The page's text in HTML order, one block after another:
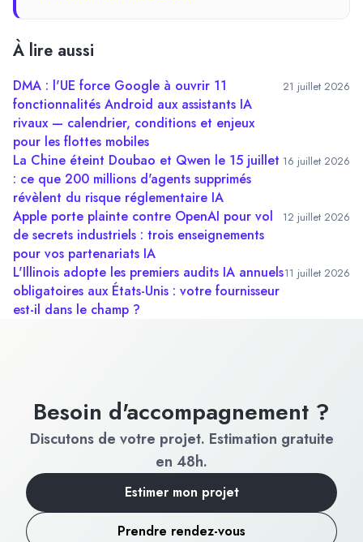
À lire aussi
DMA : l'UE force Google à ouvrir 11
fonctionnalités Android aux assistants IA
rivaux — calendrier, conditions et enjeux
pour les flottes mobiles
21 juillet 2026
La Chine éteint Doubao et Qwen le 15 juillet
: ce que 200 millions d'agents supprimés
révèlent du risque réglementaire IA
16 juillet 2026
Apple porte plainte contre OpenAI pour vol
de secrets industriels : trois enseignements
pour vos partenariats IA
12 juillet 2026
L'Illinois adopte les premiers audits IA annuels
obligatoires aux États-Unis : votre fournisseur
est-il dans le champ ?
11 juillet 2026
Besoin d'accompagnement ?
Discutons de votre projet. Estimation gratuite
en 48h.
Estimer mon projet
Prendre rendez-vous